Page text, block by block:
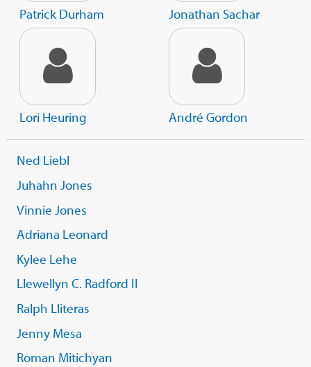
Patrick Durham Jonathan Sachar
Lori Heuring André Gordon
Ned Liebl
Juhahn Jones
Vinnie Jones
Adriana Leonard
Kylee Lehe
Llewellyn C. Radford II
Ralph Lliteras
Jenny Mesa
Roman Mitichyan